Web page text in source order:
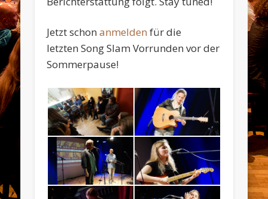
Jetzt schonanmelden für die
letzten Song Slam Vorrunden vor der
Sommerpause!